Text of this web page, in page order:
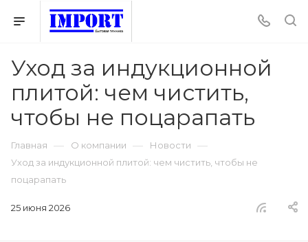
Уход за индукционной
плитой: чем чистить,
чтобы не поцарапать
Главная — О компании — Новости —
Уход за индукционной плитой: чем чистить, чтобы не
поцарапать
25 июня 2026